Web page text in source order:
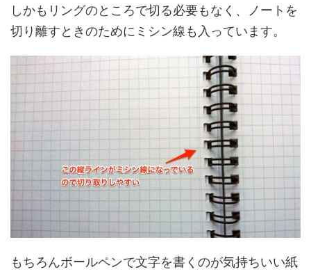
しかもリングのところで切る必要もなく、ノートを
切り離すときのためにミシン線も入っています。
もちろんボールペンで文字を書くのが気持ちいい紙